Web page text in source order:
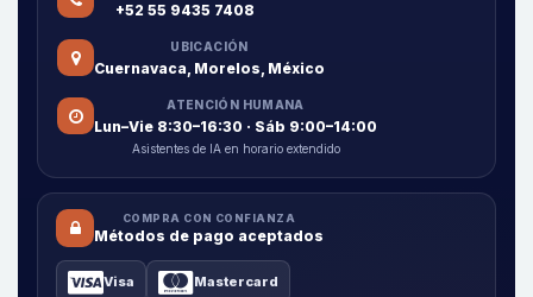
+52 55 9435 7408
UBICACIÓN
Cuernavaca, Morelos, México
ATENCIÓN HUMANA
Lun–Vie 8:30–16:30 · Sáb 9:00–14:00
Asistentes de IA en horario extendido
COMPRA CON CONFIANZA
Métodos de pago aceptados
Visa Mastercard